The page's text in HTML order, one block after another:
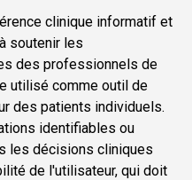
clinique informatif et
soutenir les
des professionnels de
utilisé comme outil de
des patients individuels.
identifiables ou
les décisions cliniques
de l'utilisateur, qui doit